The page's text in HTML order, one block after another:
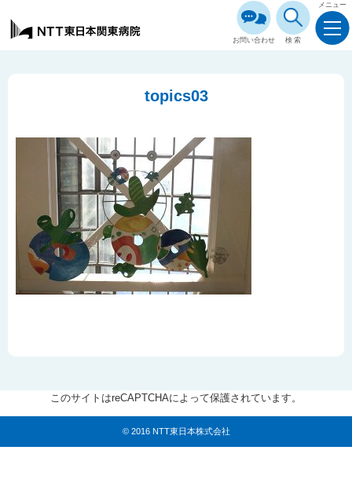
お問い合わせ 検索
メニュー
topics03
このサイトはreCAPTCHAによって保護されています。
© 2016 NTT東日本株式会社